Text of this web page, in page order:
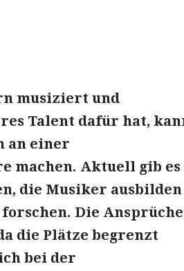
musiziert und
Talent dafür hat,
an einer
machen. Aktuell gib es
die Musiker ausbilden
Die Ansprüche
die Plätze begrenzt
bei der